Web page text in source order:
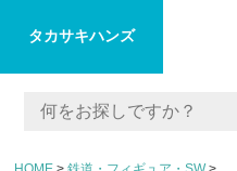
タカサキハンズ